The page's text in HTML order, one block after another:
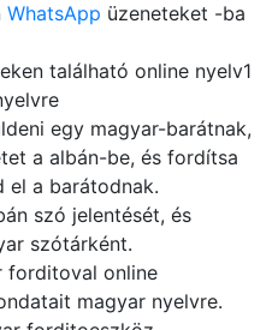
WhatsApp üzeneteket -ba
található online nyelv1
egy magyar-barátnak,
a albán-be, és fordítsa
el a barátodnak.
szó jelentését, és
szótárként.
forditoval online
magyar nyelvre.